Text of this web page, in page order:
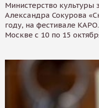
Министерство культуры
Александра Сокурова
году, на фестивале
Москве с 10 по 15